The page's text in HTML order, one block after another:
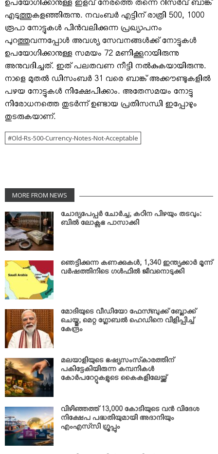
ഉപയോഗിക്കാനുള്ള ഇളവ് നേരത്തെ തന്നെ റിസര്‍വ് ബാങ്ക്
എടുത്തുകളഞ്ഞിരുന്നു. നവംബര്‍ എട്ടിന് രാത്രി 500, 1000
രൂപാ നോട്ടുകള്‍ പിന്‍വലിക്കുന്ന പ്രഖ്യാപനം
പുറത്തുവന്നപ്പോള്‍ അവശ്യ സേവനങ്ങള്‍ക്ക് നോട്ടുകള്‍
ഉപയോഗിക്കാനുള്ള സമയം 72 മണിക്കൂറായിരുന്നു
അനുവദിച്ചത്. ഇത് പലതവണ നീട്ടി നല്‍കുകയായിരുന്നു.
നാളെ മുതല്‍ ഡിസംബര്‍ 31 വരെ ബാങ്ക് അക്കൗണ്ടുകളില്‍
പഴയ നോട്ടുകള്‍ നിക്ഷേപിക്കാം. അതേസമയം നോട്ടു
നിരോധനത്തെ തുടര്‍ന്ന് ഉണ്ടായ പ്രതിസന്ധി ഇപ്പോഴും
തുടരുകയാണ്.
Old-Rs-500-Currency-Notes-Not-Acceptable
MORE FROM NEWS
ചോദ്യപേപ്പര്‍ ചോര്‍ച്ച; കഠിന പിഴയും തടവും:
ബില്‍ ലോക്സഭ പാസാക്കി
ഞെട്ടിക്കുന്ന കണക്കുകള്‍; 1,340 ഇന്ത്യക്കാര്‍ മൂന്ന്
വര്‍ഷത്തിനിടെ ഗള്‍ഫില്‍ ജീവനൊടുക്കി
മോദിയുടെ വീഡിയോ ഫേസ്ബുക്ക് ബ്ലോക്ക്
ചെയ്തു; മെറ്റ ഗ്ലോബല്‍ ഹെഡിനെ വിളിപ്പിച്ച്
കേന്ദ്രം
മലയാളിയുടെ ഭഷ്യസംസ്‌കാരത്തിന്
പകിട്ടേകിയിരുന്ന കമ്പനികള്‍
കോര്‍പറേറ്റുകളുടെ കൈകളിലേയ്ക്ക്
വിഴിഞ്ഞത്ത് 13,000 കോടിയുടെ വന്‍ വിദേശ
നിക്ഷേപ പദ്ധതിയുമായി അദാനിയും
എംഎസ്‌സി ഗ്രൂപ്പും